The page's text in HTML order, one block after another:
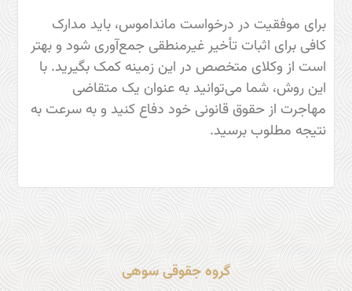
برای موفقیت در درخواست مانداموس، باید مدارک
کافی برای اثبات تأخیر غیرمنطقی جمع‌آوری شود و بهتر
است از وکلای متخصص در این زمینه کمک بگیرید. با
این روش، شما می‌توانید به عنوان یک متقاضی
مهاجرت از حقوق قانونی خود دفاع کنید و به سرعت به
نتیجه مطلوب برسید.
گروه جقوقی سوهی